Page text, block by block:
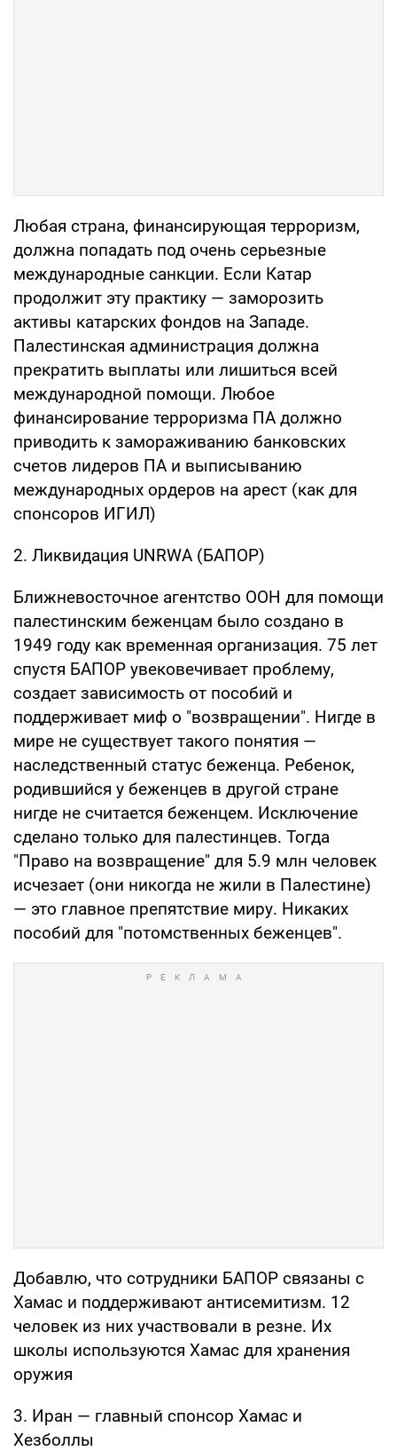
Любая страна, финансирующая терроризм,
должна попадать под очень серьезные
международные санкции. Если Катар
продолжит эту практику — заморозить
активы катарских фондов на Западе.
Палестинская администрация должна
прекратить выплаты или лишиться всей
международной помощи. Любое
финансирование терроризма ПА должно
приводить к замораживанию банковских
счетов лидеров ПА и выписыванию
международных ордеров на арест (как для
спонсоров ИГИЛ)
2. Ликвидация UNRWA (БАПОР)
Ближневосточное агентство ООН для помощи
палестинским беженцам было создано в
1949 году как временная организация. 75 лет
спустя БАПОР увековечивает проблему,
создает зависимость от пособий и
поддерживает миф о "возвращении". Нигде в
мире не существует такого понятия —
наследственный статус беженца. Ребенок,
родившийся у беженцев в другой стране
нигде не считается беженцем. Исключение
сделано только для палестинцев. Тогда
"Право на возвращение" для 5.9 млн человек
исчезает (они никогда не жили в Палестине)
— это главное препятствие миру. Никаких
пособий для "потомственных беженцев".
Добавлю, что сотрудники БАПОР связаны с
Хамас и поддерживают антисемитизм. 12
человек из них участвовали в резне. Их
школы используются Хамас для хранения
оружия
3. Иран — главный спонсор Хамас и
Хезболлы